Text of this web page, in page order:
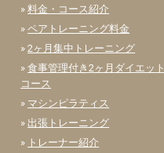
»料金・コース紹介
»ペアトレーニング料金
»2ヶ月集中トレーニング
»食事管理付き2ヶ月ダイエット
コース
» マシンピラティス
» 出張トレーニング
» トレーナー紹介